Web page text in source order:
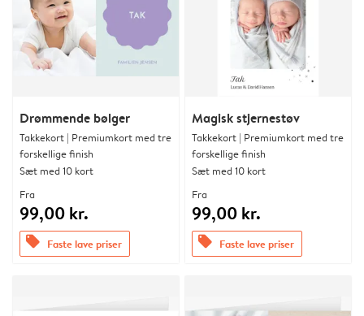
Drømmende bølger
Takkekort | Premiumkort med tre
forskellige finish
Sæt med 10 kort
Fra
99,00 kr.
offers Faste lave priser
Magisk stjernestøv
Takkekort | Premiumkort med tre
forskellige finish
Sæt med 10 kort
Fra
99,00 kr.
offers Faste lave priser